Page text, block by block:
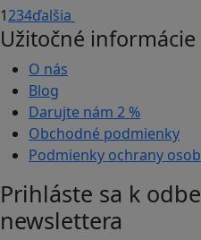
1234ďalšia
Užitočné informácie
O nás
Blog
Darujte nám 2 %
Obchodné podmienky
Podmienky ochrany
Prihláste sa k
newslettera